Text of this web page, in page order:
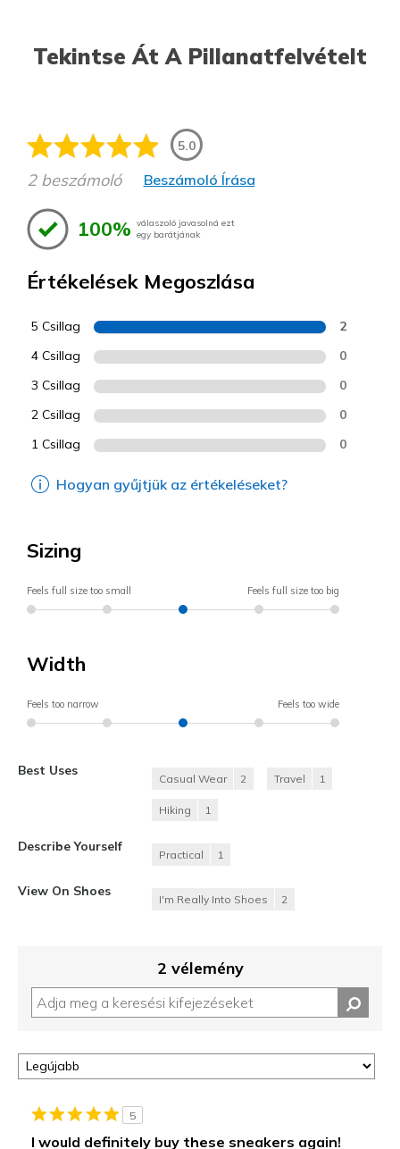
Tekintse Át A Pillanatfelvételt
5.0
2 beszámoló Beszámoló Írása
100% válaszoló javasolná ezt
egy barátjának
Értékelések Megoszlása
5 Csillag 2
4 Csillag 0
3 Csillag 0
2 Csillag 0
1 Csillag 0
Hogyan gyűjtjük az értékeléseket?
Sizing
Feels full size too small Feels full size too big
Width
Feels too narrow Feels too wide
Best Uses
Casual Wear 2 Travel 1
Hiking 1
Describe Yourself
Practical 1
View On Shoes
I'm Really Into Shoes 2
2 vélemény
5
I would definitely buy these sneakers again!